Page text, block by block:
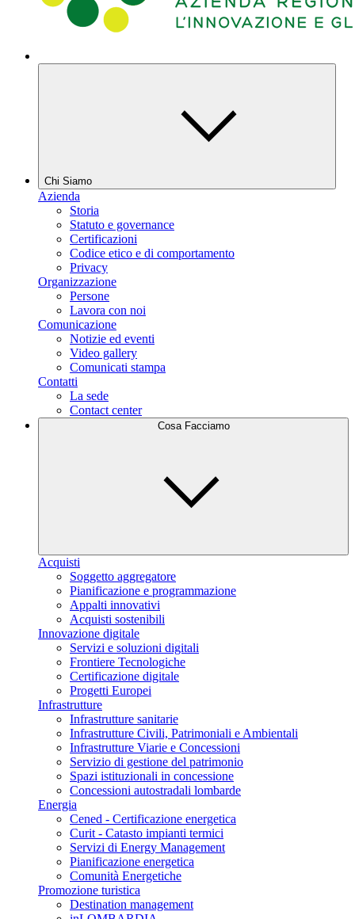
Chi Siamo
Azienda
Storia
Statuto e governance
Certificazioni
Codice etico e di comportamento
Privacy
Organizzazione
Persone
Lavora con noi
Comunicazione
Notizie ed eventi
Video gallery
Comunicati stampa
Contatti
La sede
Contact center
Cosa Facciamo
Acquisti
Soggetto aggregatore
Pianificazione e programmazione
Appalti innovativi
Acquisti sostenibili
Innovazione digitale
Servizi e soluzioni digitali
Frontiere Tecnologiche
Certificazione digitale
Progetti Europei
Infrastrutture
Infrastrutture sanitarie
Infrastrutture Civili, Patrimoniali e Ambientali
Infrastrutture Viarie e Concessioni
Servizio di gestione del patrimonio
Spazi istituzionali in concessione
Concessioni autostradali lombarde
Energia
Cened - Certificazione energetica
Curit - Catasto impianti termici
Servizi di Energy Management
Pianificazione energetica
Comunità Energetiche
Promozione turistica
Destination management